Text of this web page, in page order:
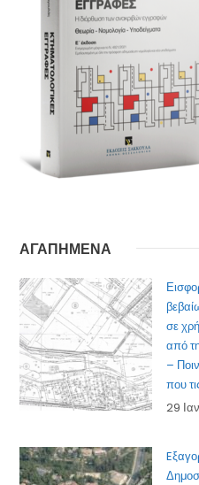
ΑΓΑΠΗΜΕΝΑ
σε
από
–
που
29